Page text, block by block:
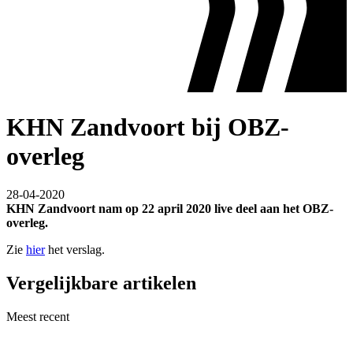
KHN Zandvoort bij OBZ-
overleg
28-04-2020
KHN Zandvoort nam op 22 april 2020 live deel aan het OBZ-
overleg.
Zie hierhet verslag.
Vergelijkbare artikelen
Meest recent